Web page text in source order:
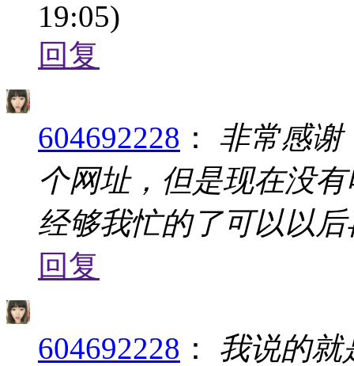
19:05)
回复
604692228 ：
非常感谢
个网址，但是现在没
经够我忙的了可以以
回复
604692228 ：
我说的就